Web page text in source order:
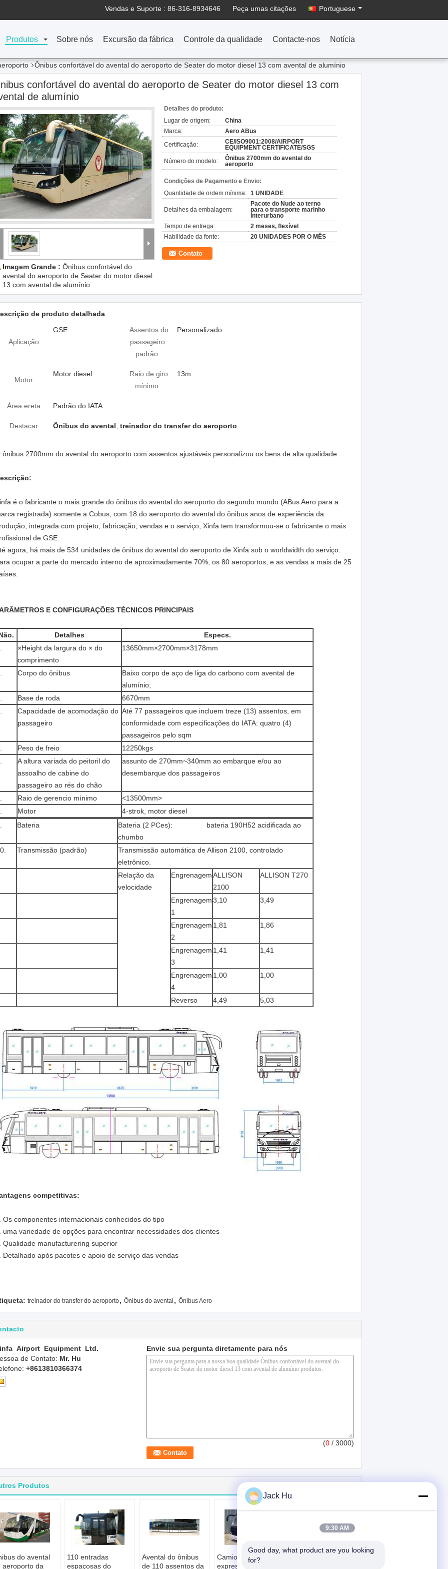
Vendas e Suporte : 86-316-8934646 Peça umas citações Portuguese
Produtos Sobre nós Excursão da fábrica Controle da qualidade Contacte-nos Notícia
Ônibus confortável do avental do aeroporto de Seater do motor diesel 13 com avental de alumínio
confortável do avental do aeroporto de Seater do motor diesel 13 com
de alumínio
Imagem Grande : Ônibus confortável do
avental do aeroporto de Seater do motor diesel
13 com avental de alumínio
Detalhes do produto:
Lugar de origem:
China
Marca:
Aero ABus
Certificação:
CE/ISO9001:2008/AIRPORT
EQUIPMENT CERTIFICATE/SGS
Número do modelo:
Ônibus 2700mm do avental do
aeroporto
Condições de Pagamento e Envio:
Quantidade de ordem mínima: 1 UNIDADE
Detalhes da embalagem:
Pacote do Nude ao terno
para o transporte marinho
interurbano
Tempo de entrega:
2 meses, flexível
Habilidade da fonte:
20 UNIDADES POR O MÊS
Contato
de produto detalhada
Aplicação:
GSE
Assentos do
passageiro
padrão:
Personalizado
Motor:
Motor diesel
Raio de giro
mínimo:
13m
Área ereta: Padrão do IATA
Destacar: Ônibus do avental treinador do transfer do aeroporto
ônibus 2700mm do avental do aeroporto com assentos ajustáveis personalizou os bens de alta qualidade
é o fabricante o mais grande do ônibus do avental do aeroporto do segundo mundo (ABus Aero para a
registrada) somente a Cobus, com 18 do aeroporto do avental do ônibus anos de experiência da
integrada com projeto, fabricação, vendas e o serviço, Xinfa tem transformou-se o fabricante o mais
de GSE.
agora, há mais de 534 unidades de ônibus do avental do aeroporto de Xinfa sob o worldwidth do serviço.
ocupar a parte do mercado interno de aproximadamente 70%, os 80 aeroportos, e as vendas a mais de 25
E CONFIGURAÇÕES TÉCNICOS PRINCIPAIS
Detalhes
Especs.
×Height da largura do × do
comprimento
13650mm×2700mm×3178mm
Corpo do ônibus
Baixo corpo de aço de liga do carbono com avental de
alumínio;
Base de roda
6670mm
Capacidade de acomodação do
passageiro
Até 77 passageiros que incluem treze (13) assentos, em
conformidade com especificações do IATA: quatro (4)
passageiros pelo sqm
Peso de freio
12250kgs
A altura variada do peitoril do
assoalho de cabine do
passageiro ao rés do chão
assunto de 270mm~340mm ao embarque e/ou ao
desembarque dos passageiros
Raio de gerencio mínimo
<13500mm>
Motor
4-strok, motor diesel
Bateria
Bateria (2 PCes): bateria 190H52 acidificada ao
chumbo
Transmissão (padrão)
Transmissão automática de Allison 2100, controlado
eletrônico.
Relação da
velocidade
EngrenagemALLISON
2100
ALLISON T270
Engrenagem
1
3,10 3,49
Engrenagem
2
1,81 1,86
Engrenagem
3
1,41 1,41
Engrenagem
4
1,00 1,00
Reverso 4,49 5,03
competitivas:
Os componentes internacionais conhecidos do tipo
uma variedade de opções para encontrar necessidades dos clientes
Qualidade manufacturering superior
Detalhado após pacotes e apoio de serviço das vendas
treinador do transfer do aeroporto, Ônibus do avental , Ônibus Aero
Airport Equipment Ltd.
de Contato: Mr. Hu
+8613810366374
Envie sua pergunta diretamente para nós
(0 / 3000)
Produtos
do avental
aeroporto da
110 entradas
espaçosas do
Avental do ônibus
de 110 assentos da
Camioneta
expresso de
Jack Hu
9:30 AM
Good day, what product are you looking
for?